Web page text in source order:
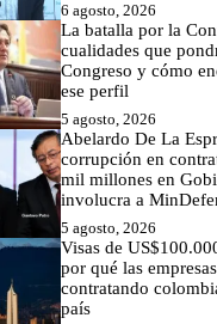
6 agosto, 2026
La batalla por la
cualidades que
Congreso y cómo
ese perfil
5 agosto, 2026
Abelardo De La
corrupción en
mil millones en
involucra a
5 agosto, 2026
Visas de
por qué las
contratando
país